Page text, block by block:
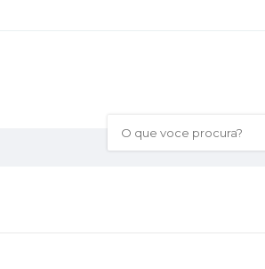
O que voce procura?